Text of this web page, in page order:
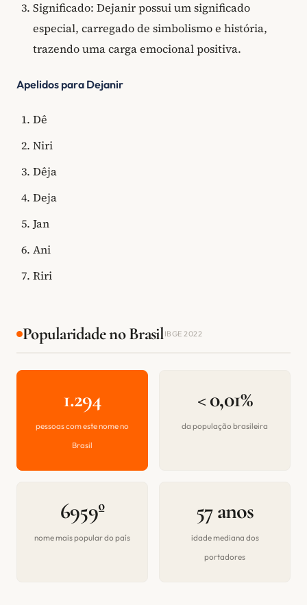
Significado: Dejanir possui um significado
especial, carregado de simbolismo e história,
trazendo uma carga emocional positiva.
Apelidos para Dejanir
Dê
Niri
Dêja
Deja
Jan
Ani
Riri
Popularidade no BrasilIBGE 2022
1.294
pessoas com este nome no
Brasil
< 0,01%
da população brasileira
6959º
nome mais popular do país
57 anos
idade mediana dos
portadores